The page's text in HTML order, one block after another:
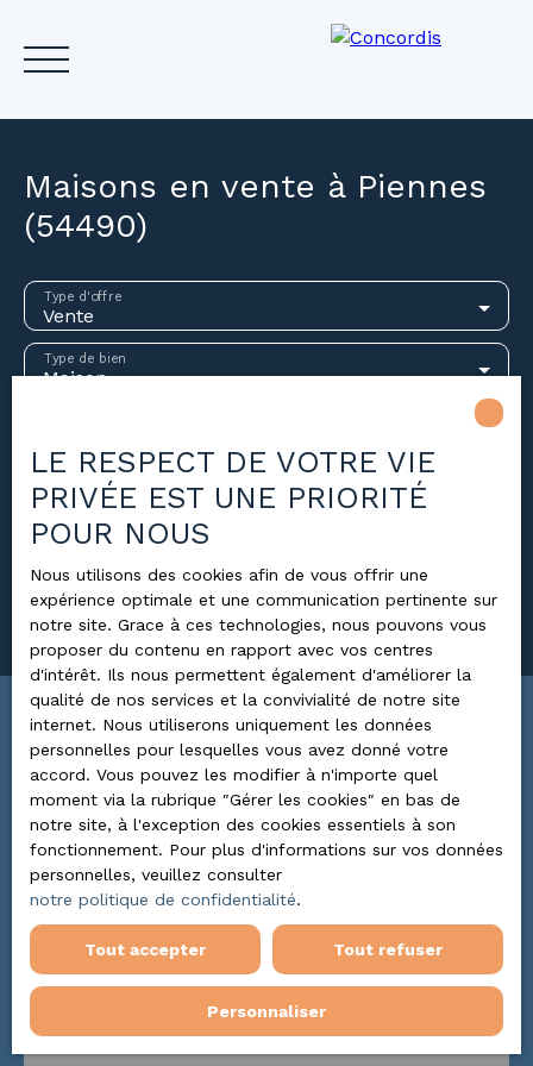
Estimez votre bien
Maisons en vente à Piennes
(54490)
Vente
Type d'offre
Maison
Type de bien
Budget max (€)
Rechercher
Pertinence
Trier par
ALERTE MAIL
Baisse de prix
LE RESPECT DE VOTRE VIE
PRIVÉE EST UNE PRIORITÉ
POUR NOUS
Nous utilisons des cookies afin de vous offrir une
expérience optimale et une communication pertinente sur
notre site. Grace à ces technologies, nous pouvons vous
proposer du contenu en rapport avec vos centres
d'intérêt. Ils nous permettent également d'améliorer la
qualité de nos services et la convivialité de notre site
internet. Nous utiliserons uniquement les données
personnelles pour lesquelles vous avez donné votre
accord. Vous pouvez les modifier à n'importe quel
moment via la rubrique ″Gérer les cookies″ en bas de
notre site, à l'exception des cookies essentiels à son
fonctionnement. Pour plus d'informations sur vos données
personnelles, veuillez consulter
notre politique de confidentialité.
Tout accepter Tout refuser
Personnaliser